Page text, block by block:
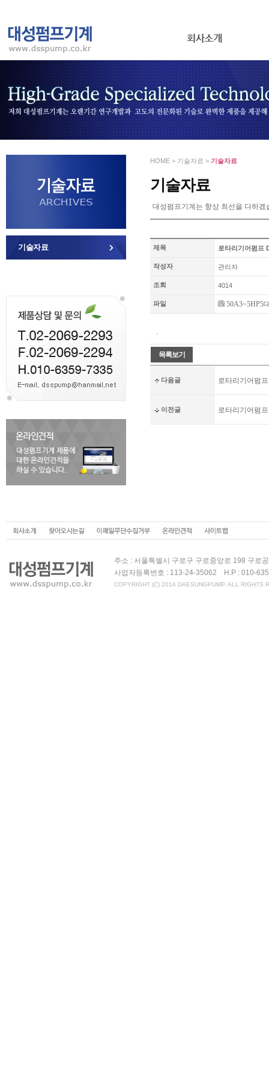
기술자료
HOME > 기술자료 > 기술자료
기술자료
대성펌프기계는 항상 최선을 다하겠
제목 로타리기어펌프
작성자 관리자
조회 4014
파일 50A3~5HP5
.
다음글 로타리기어펌
이전글 로타리기어펌
주소 : 서울특별시 구로구 구로중앙로 198 구
사업자등록번호 : 113-24-35062 H.P : 010-
COPYRIGHT (C) 2014 DAESUNGPUMP. ALL RIGHTS